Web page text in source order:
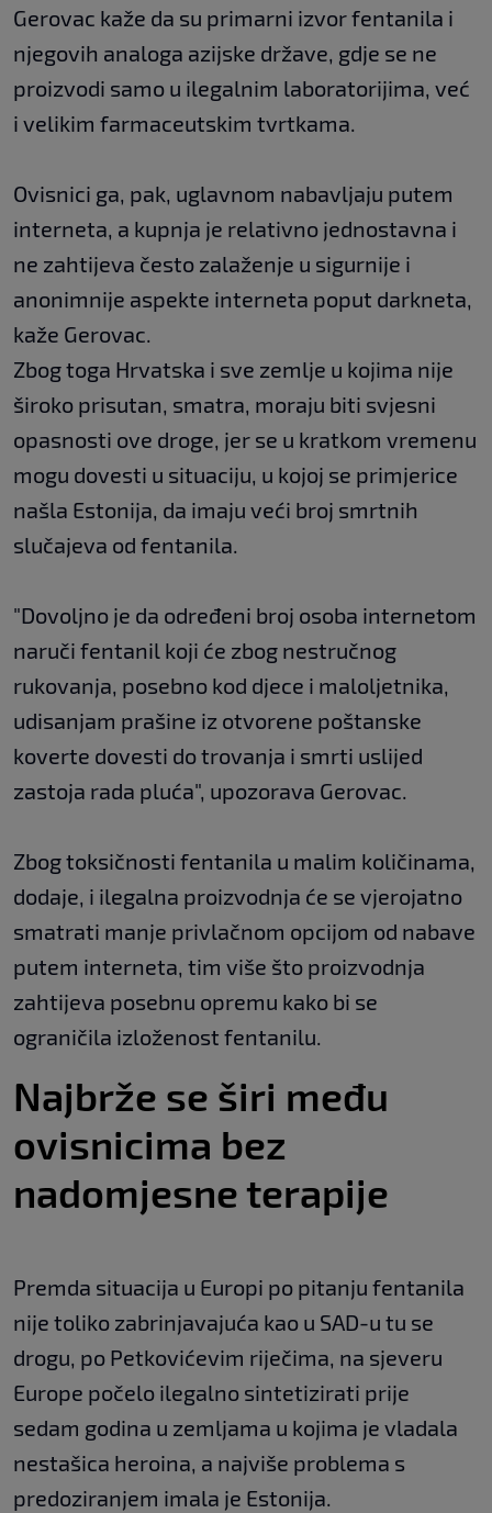
Gerovac kaže da su primarni izvor fentanila i
njegovih analoga azijske države, gdje se ne
proizvodi samo u ilegalnim laboratorijima, već
i velikim farmaceutskim tvrtkama.
Ovisnici ga, pak, uglavnom nabavljaju putem
interneta, a kupnja je relativno jednostavna i
ne zahtijeva često zalaženje u sigurnije i
anonimnije aspekte interneta poput darkneta,
kaže Gerovac.
Zbog toga Hrvatska i sve zemlje u kojima nije
široko prisutan, smatra, moraju biti svjesni
opasnosti ove droge, jer se u kratkom vremenu
mogu dovesti u situaciju, u kojoj se primjerice
našla Estonija, da imaju veći broj smrtnih
slučajeva od fentanila.
"Dovoljno je da određeni broj osoba internetom
naruči fentanil koji će zbog nestručnog
rukovanja, posebno kod djece i maloljetnika,
udisanjam prašine iz otvorene poštanske
koverte dovesti do trovanja i smrti uslijed
zastoja rada pluća", upozorava Gerovac.
Zbog toksičnosti fentanila u malim količinama,
dodaje, i ilegalna proizvodnja će se vjerojatno
smatrati manje privlačnom opcijom od nabave
putem interneta, tim više što proizvodnja
zahtijeva posebnu opremu kako bi se
ograničila izloženost fentanilu.
Najbrže se širi među
ovisnicima bez
nadomjesne terapije
Premda situacija u Europi po pitanju fentanila
nije toliko zabrinjavajuća kao u SAD-u tu se
drogu, po Petkovićevim riječima, na sjeveru
Europe počelo ilegalno sintetizirati prije
sedam godina u zemljama u kojima je vladala
nestašica heroina, a najviše problema s
predoziranjem imala je Estonija.